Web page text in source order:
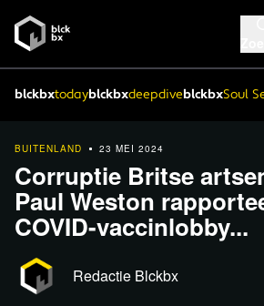
blckbxtodayblckbxdeepdiveblckbxSoul
BUITENLAND 23 MEI 2024
Corruptie Britse
Paul Weston
COVID-vaccinlobby...
Redactie Blckbx